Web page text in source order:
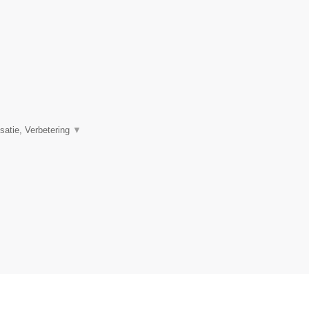
Verbetering ▼